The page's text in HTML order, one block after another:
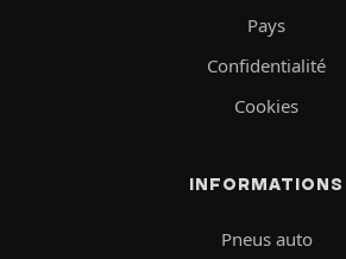
Pays
Confidentialité
Cookies
INFORMATIONS
Pneus auto